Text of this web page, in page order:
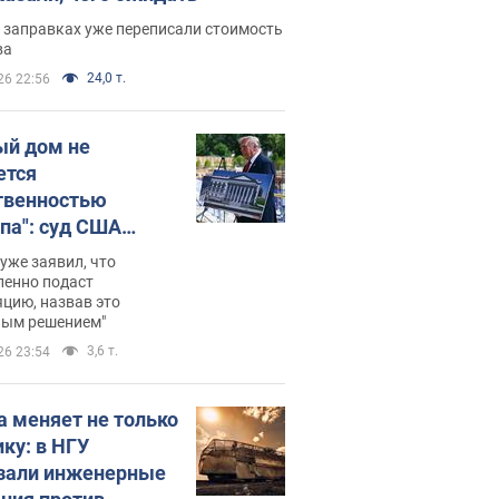
уже переписали стоимость
22:56 24,0 т.
дом не
суд США
зала
400 млн
заявил, что
подаст
назвав это
решением"
23:54 3,6 т.
меняет не только
в НГУ
инженерные